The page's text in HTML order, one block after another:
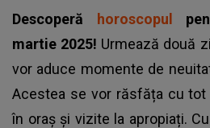
Descoperă horoscopul
martie 2025! Urmează două
vor aduce momente de
Acestea se vor răsfăța cu tot
în oraș și vizite la apropiați.